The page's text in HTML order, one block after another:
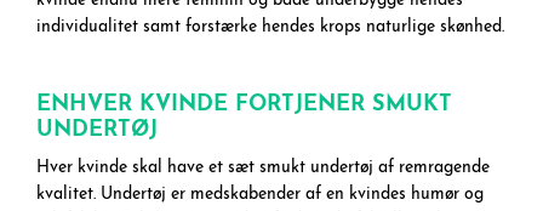
individualitet samt forstærke hendes krops naturlige skønhed.
ENHVER KVINDE FORTJENER SMUKT
UNDERTØJ
Hver kvinde skal have et sæt smukt undertøj af remragende
kvalitet. Undertøj er medskabender af en kvindes humør og